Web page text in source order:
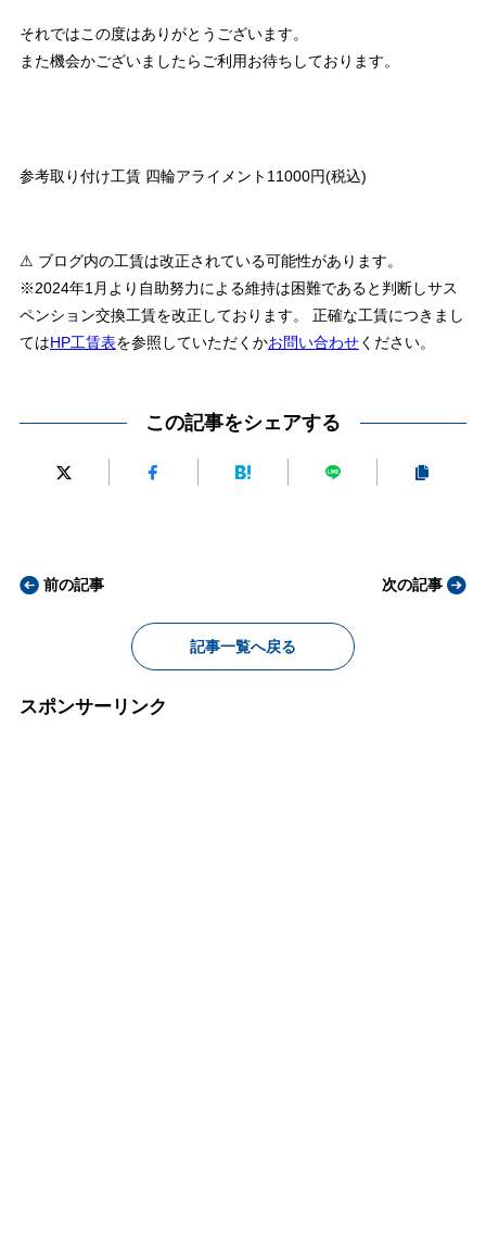
それではこの度はありがとうございます。
また機会かございましたらご利用お待ちしております。
参考取り付け工賃 四輪アライメント11000円(税込)
⚠ ブログ内の工賃は改正されている可能性があります。
※2024年1月より自助努力による維持は困難であると判断しサス
ペンション交換工賃を改正しております。 正確な工賃につきまし
てはHP工賃表を参照していただくかお問い合わせください。
この記事をシェアする
前の記事
記事一覧へ戻る
次の記事
スポンサーリンク